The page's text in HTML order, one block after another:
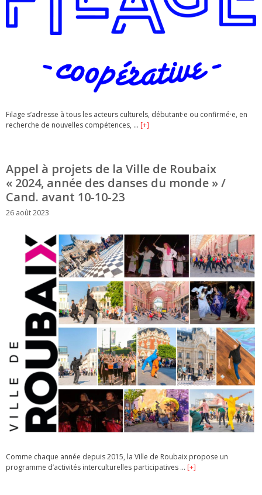
Filage s’adresse à tous les acteurs culturels, débutant·e ou confirmé·e, en
recherche de nouvelles compétences, … [+]
Appel à projets de la Ville de Roubaix
« 2024, année des danses du monde » /
Cand. avant 10-10-23
26 août 2023
Comme chaque année depuis 2015, la Ville de Roubaix propose un
programme d’activités interculturelles participatives … [+]